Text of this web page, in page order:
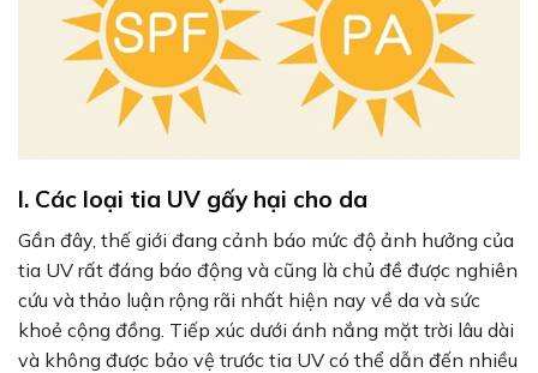
I. Các loại tia UV gấy hại cho da
Gần đây, thế giới đang cảnh báo mức độ ảnh hưởng của
tia UV rất đáng báo động và cũng là chủ đề được nghiên
cứu và thảo luận rộng rãi nhất hiện nay về da và sức
khoẻ cộng đồng. Tiếp xúc dưới ánh nắng mặt trời lâu dài
và không được bảo vệ trước tia UV có thể dẫn đến nhiều